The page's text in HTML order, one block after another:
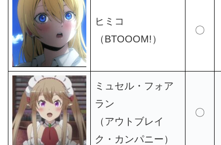
ヒミコ
（BTOOOM!）
〇
ミュセル・フォア
ラン
（アウトブレイ
ク・カンパニー）
〇